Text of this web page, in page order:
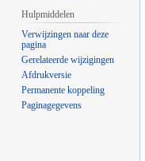
Hulpmiddelen
Verwijzingen naar deze
pagina
Gerelateerde wijzigingen
Afdrukversie
Permanente koppeling
Paginagegevens